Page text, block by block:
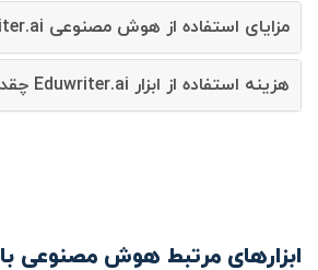
مزایای استفاده از هوش مصنوعی Eduwriter.ai چیست؟
هزینه استفاده از ابزار Eduwriter.ai چقدر است؟
ابزارهای مرتبط هوش مصنوعی با Eduwriter.ai